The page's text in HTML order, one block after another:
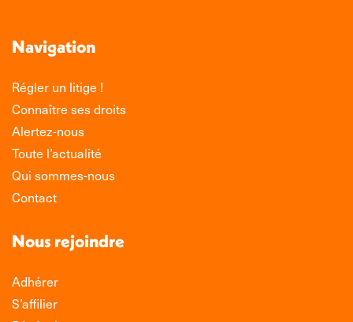
Navigation
Régler un litige !
Connaître ses droits
Alertez-nous
Toute l’actualité
Qui sommes-nous
Contact
Nous rejoindre
Adhérer
S’affilier